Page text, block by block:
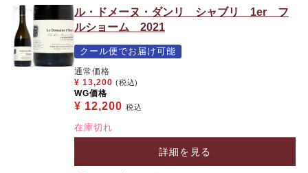
ル・ドメーヌ・ダンリ シャブリ 1er フ
ルショーム 2021
クール便でお届け可能
通常価格
¥ 13,200 (税込)
WG価格
¥ 12,200 税込
在庫切れ
詳細を見る